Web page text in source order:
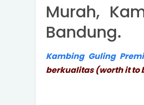
Murah,
Bandung.
Kambing Guling
berkualitas (worth it to